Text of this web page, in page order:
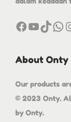
About Onty
Our products
© 2023 Onty.
by Onty.